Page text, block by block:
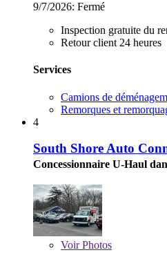
9/7/2026: Fermé
Inspection gratuite du
Retour client 24 heures
Services
Camions de
Remorques et
4
South Shore Auto
Concessionnaire U-Haul
VoirPhotos